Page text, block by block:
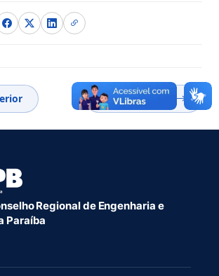
Próxima notícia
Regional de Engenharia e
Paraíba